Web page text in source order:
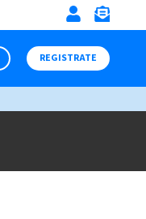
REGISTRATE